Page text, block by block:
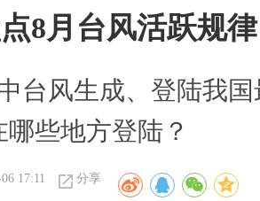
8月台风活跃规律
台风生成、登陆我
些地方登陆？
17:11 分享